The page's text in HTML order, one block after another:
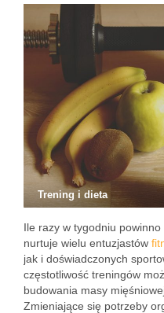
Trening i dieta
Ile razy w tygodniu
nurtuje wielu entuzjastów
jak i doświadczonych
częstotliwość treningów
budowania masy
Zmieniające się potrzeby